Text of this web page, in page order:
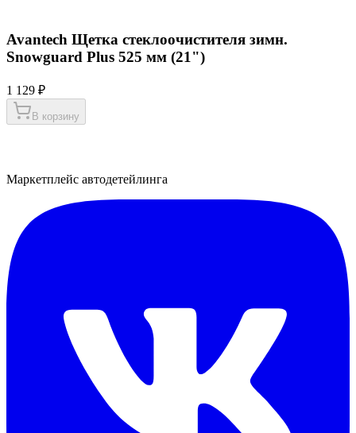
Avantech Щетка стеклоочистителя зимн.
Snowguard Plus 525 мм (21")
1 129 ₽
В корзину
Маркетплейс автодетейлинга